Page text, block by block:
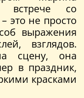
встрече со
это не просто
выражения
взглядов.
сцену, она
в праздник,
красками